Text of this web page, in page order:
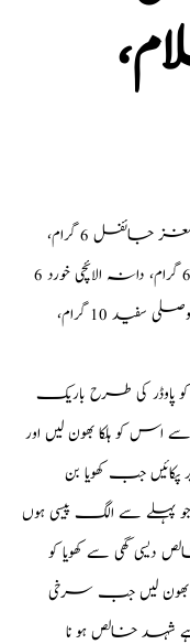
نسخہ الشفاء : گوکھرو 500 گرام، دودھ 4 کلو، مغز جائفل 6 گرام،
جلوتری 6 گرام، لونگ 6 گرام، تیزپات 6 گرام، دانہ الائچی خورد 6
گرام، مصطگی رومی 6 گرام، زعفران 10 گرام، موصلی سفید 10 گرام،
کی طرح باریک
اس کو ہلکا بھون لیں اور
پر پکائیں جب کھویا بن
پہلے سے الگ پیسی ہوں
500 گرام، خالص دیسی گھی سے کھویا کو
لیں جب سرخی
شہد خالص ہو نا